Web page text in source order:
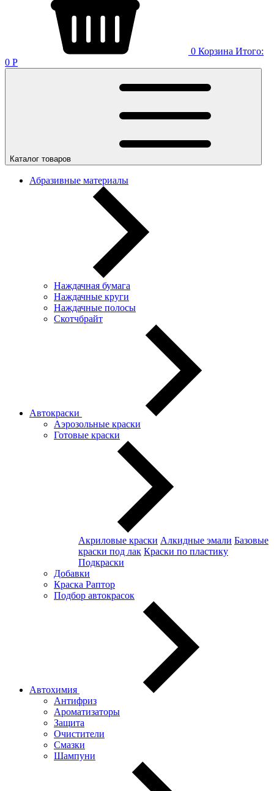
0 Корзина Итого:
0 Р
Каталог товаров
Абразивные материалы
Наждачная бумага
Наждачные круги
Наждачные полосы
Скотчбрайт
Автокраски
Аэрозольные краски
Готовые краски
Акриловые краски Алкидные эмали Базовые
краски под лак Краски по пластику
Подкраски
Добавки
Краска Раптор
Подбор автокрасок
Автохимия
Антифриз
Ароматизаторы
Защита
Очистители
Смазки
Шампуни